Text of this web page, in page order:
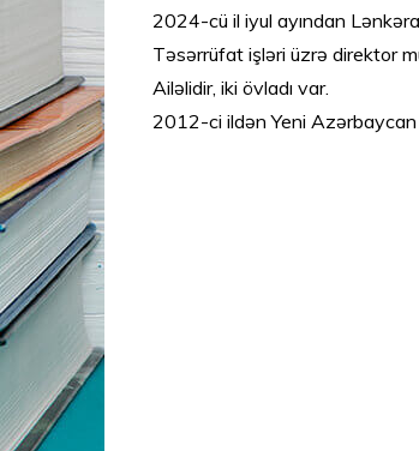
2024-cü il iyul ayından
Təsərrüfat işləri üzrə direktor
Ailəlidir, iki övladı var.
2012-ci ildən Yeni Azərbaycan